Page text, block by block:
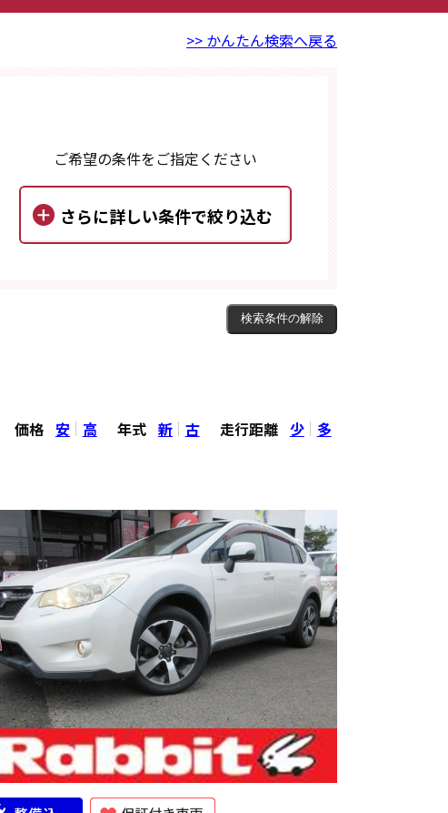
>> かんたん検索へ戻る
ご希望の条件をご指定ください
価格 安 高 年式 新 古 走行距離 少 多